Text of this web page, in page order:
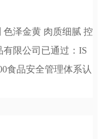
泽金黄 肉质细腻 控
限公司已通过：IS
食品安全管理体系认